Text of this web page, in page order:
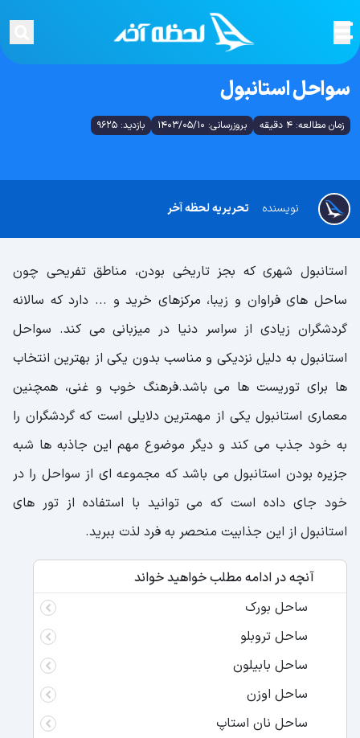
سواحل استانبول
زمان مطالعه: 4 دقیقه بروزرسانی: 1403/05/10 بازدید: 9625
تحریریه لحظه آخر نویسنده
استانبول شهری که بجز تاریخی بودن، مناطق تفریحی چون
ساحل های فراوان و زیبا، مرکزهای خرید و ... دارد که سالانه
گردشگران زیادی از سراسر دنیا در میزبانی می کند. سواحل
استانبول به دلیل نزدیکی و مناسب بدون یکی از بهترین انتخاب
ها برای توریست ها می باشد.فرهنگ خوب و غنی، همچنین
معماری استانبول یکی از مهمترین دلایلی است که گردشگران را
به خود جذب می کند و دیگر موضوع مهم این جاذبه ها شبه
جزیره بودن استانبول می باشد که مجموعه ای از سواحل را در
خود جای داده است که می توانید با استفاده از تور های
استانبول از این جذابیت منحصر به فرد لذت ببرید.
آنچه در ادامه مطلب خواهید خواند
ساحل بورک
ساحل تروبلو
ساحل بابیلون
ساحل اوزن
ساحل نان استاپ